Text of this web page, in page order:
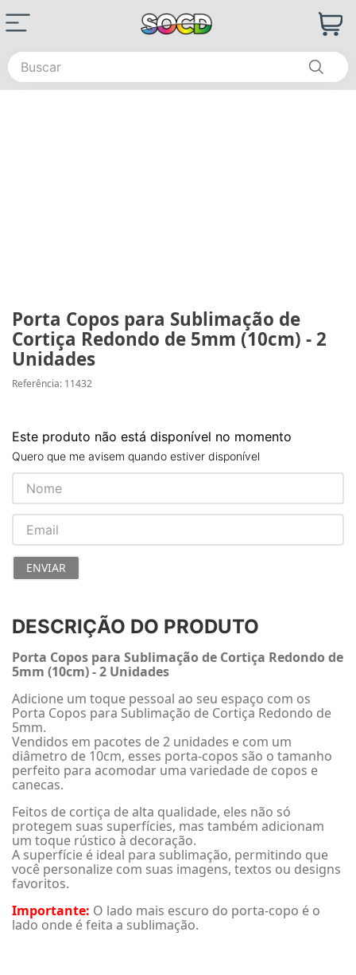
Buscar
Porta Copos para Sublimação de
Cortiça Redondo de 5mm (10cm) - 2
Unidades
Referência: 11432
Este produto não está disponível no momento
Quero que me avisem quando estiver disponível
ENVIAR
DESCRIÇÃO DO PRODUTO
Porta Copos para Sublimação de Cortiça Redondo de
5mm (10cm) - 2 Unidades
Adicione um toque pessoal ao seu espaço com os
Porta Copos para Sublimação de Cortiça Redondo de
5mm.
Vendidos em pacotes de 2 unidades e com um
diâmetro de 10cm, esses porta-copos são o tamanho
perfeito para acomodar uma variedade de copos e
canecas.
Feitos de cortiça de alta qualidade, eles não só
protegem suas superfícies, mas também adicionam
um toque rústico à decoração.
A superfície é ideal para sublimação, permitindo que
você personalize com suas imagens, textos ou designs
favoritos.
Importante: O lado mais escuro do porta-copo é o
lado onde é feita a sublimação.